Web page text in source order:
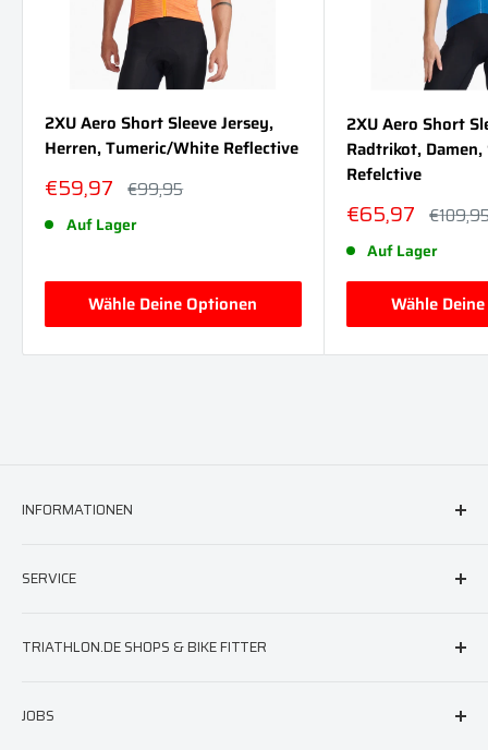
2XU Aero Short Sleeve Jersey,
Herren, Tumeric/White Reflective
Sonderpreis
€59,97 Normalpreis
€99,95
Auf Lager
Wähle Deine Optionen
2XU Aero Short
Radtrikot,
Refelctive
Sonderpreis
€65,97
Auf Lager
Wähle
INFORMATIONEN
AGB
Widerruf
Datenschutz
SERVICE
Neoprenberatung
Neoprenreparatur
TRIATHLON.DE SHOPS & BIKE FITTER
München
JOBS